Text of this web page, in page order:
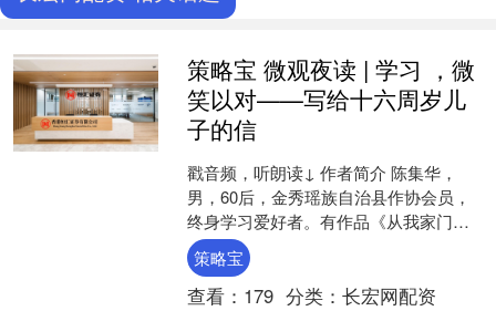
策略宝 微观夜读 | 学习 ，微
笑以对——写给十六周岁儿
子的信
戳音频，听朗读↓ 作者简介 陈集华，
男，60后，金秀瑶族自治县作协会员，
终身学习爱好者。有作品《从我家门到
新国门》参加来宾市“工行杯-我和我的祖
国”征文大赛，获....
策略宝
查看： 179 分类： 长宏网配资